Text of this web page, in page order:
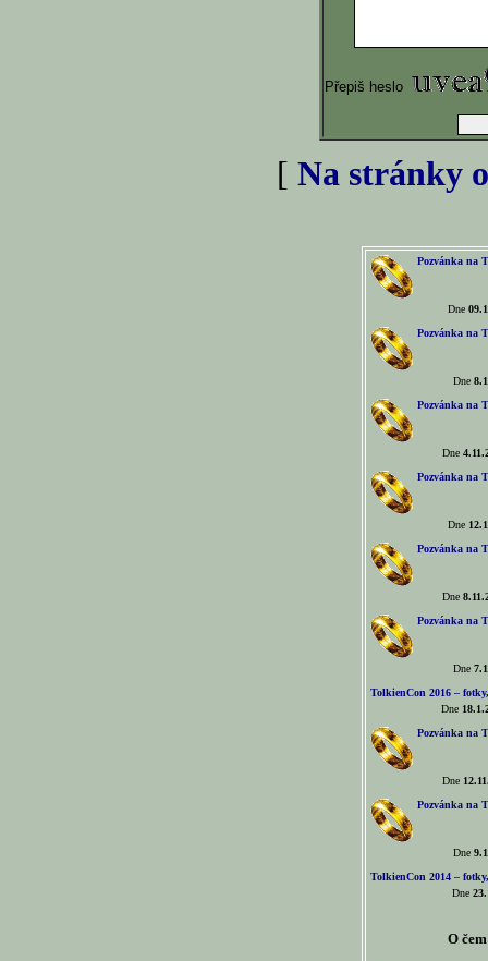
Přepiš heslo
[ Na stránky
Pozvánka na
Dne
Pozvánka na
Dne
Pozvánka na
Dne
Pozvánka na
Dne
Pozvánka na
Dne
Pozvánka na
Dne
TolkienCon 2016 –
Dne
Pozvánka na
Dne
Pozvánka na
Dne
TolkienCon 2014 –
Dne
O